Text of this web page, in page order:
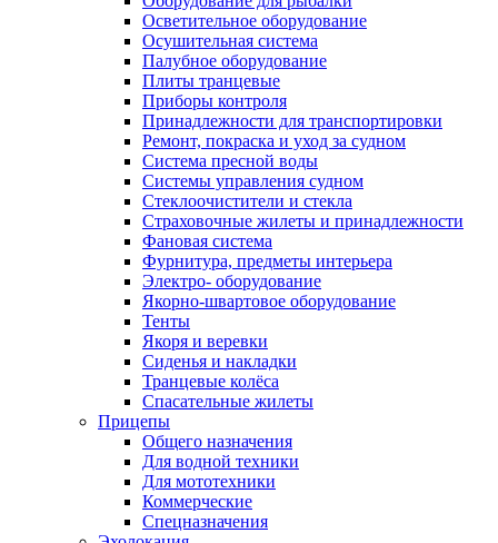
Осветительное оборудование
Осушительная система
Палубное оборудование
Плиты транцевые
Приборы контроля
Принадлежности для транспортировки
Ремонт, покраска и уход за судном
Система пресной воды
Системы управления судном
Стеклоочистители и стекла
Страховочные жилеты и принадлежности
Фановая система
Фурнитура, предметы интерьера
Электро- оборудование
Якорно-швартовое оборудование
Тенты
Якоря и веревки
Сиденья и накладки
Транцевые колёса
Спасательные жилеты
Прицепы
Общего назначения
Для водной техники
Для мототехники
Коммерческие
Спецназначения